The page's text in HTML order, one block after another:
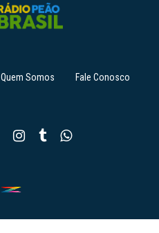
Quem Somos Fale Conosco